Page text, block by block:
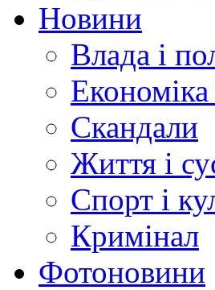
Новини
Влада і
Економіка
Скандали
Життя і
Спорт і
Кримінал
Фотоновини